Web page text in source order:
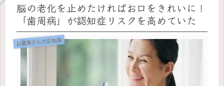
脳の老化を止めたければお口をきれいに！
「歯周病」が認知症リスクを高めていた
お墓屋さんの豆知識